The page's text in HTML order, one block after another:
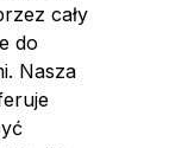
cały
do
Nasza